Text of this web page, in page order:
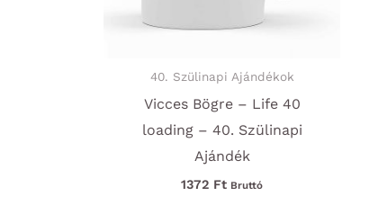
40. Szülinapi Ajándékok
Vicces Bögre – Life 40
loading – 40. Szülinapi
Ajándék
1372 Ft Bruttó